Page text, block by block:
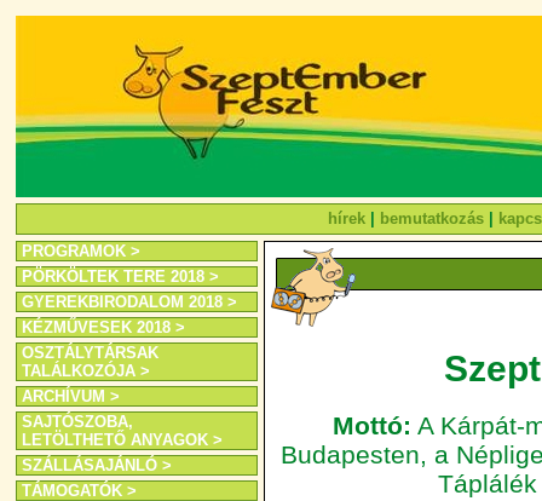
hírek| bemutatkozás
PROGRAMOK >
PÖRKÖLTEK TERE 2018 >
GYEREKBIRODALOM 2018 >
KÉZMŰVESEK 2018 >
OSZTÁLYTÁRSAK
TALÁLKOZÓJA >
ARCHÍVUM >
SAJTÓSZOBA,
LETÖLTHETŐ ANYAGOK >
SZÁLLÁSAJÁNLÓ >
TÁMOGATÓK >
Mottó: A Kárpát-
Budapesten, a